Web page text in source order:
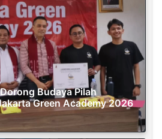
Budaya Pilah
Green Academy 2026